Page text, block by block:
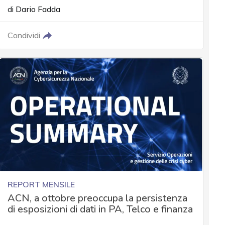
di Dario Fadda
Condividi
REPORT MENSILE
ACN, a ottobre preoccupa la persistenza
di esposizioni di dati in PA, Telco e finanza